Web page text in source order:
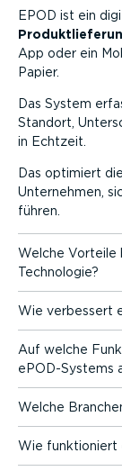
Zum Inhalt
EPOD ist ein
App oder ein
Papier.
Das System
Standort,
in Echtzeit.
Das optimiert
Unternehmen,
führen.
Welche
Tech­no­logie?
Wie verbessert
Auf welche
ePOD-­Systems
Welche
Wie funktio­niert